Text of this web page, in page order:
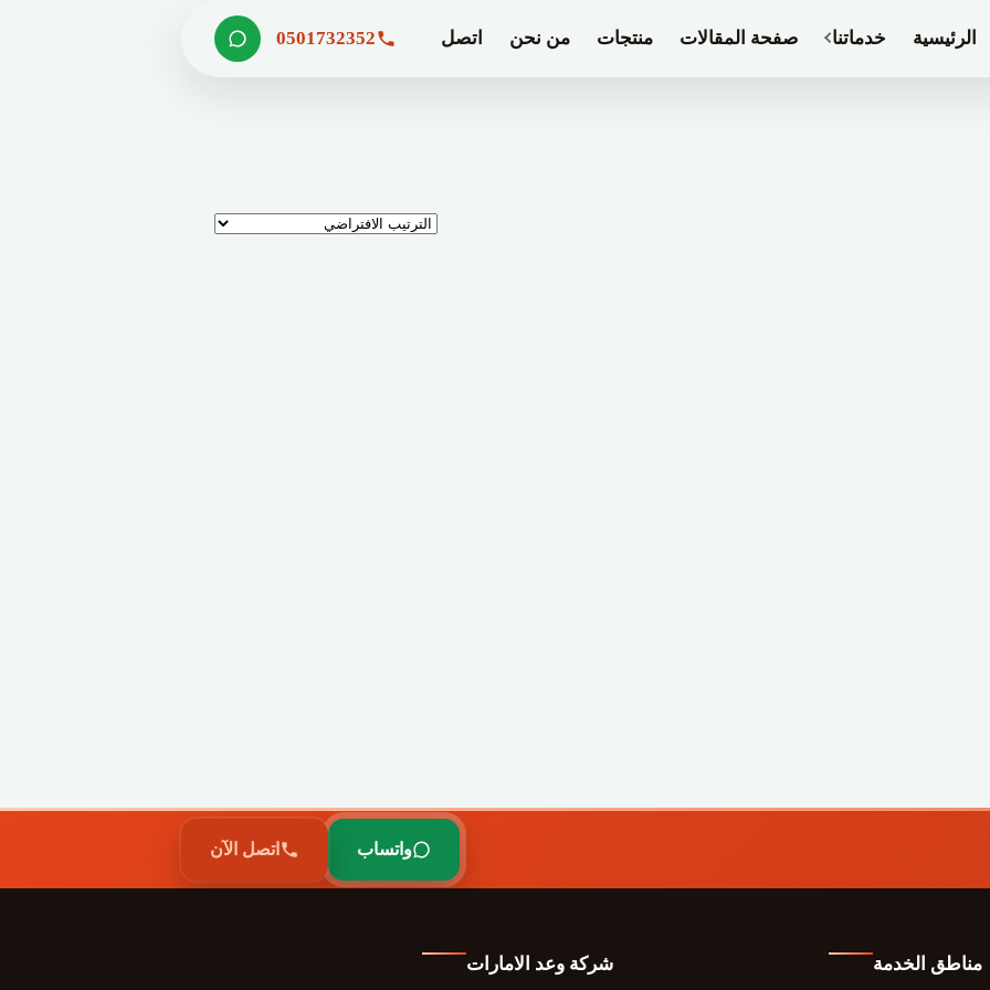
الرئيسية خدماتنا صفحة المقالات منتجات من نحن اتصل 0501732352
واتساب اتصل الآن
مناطق الخدمة شركة وعد الامارات